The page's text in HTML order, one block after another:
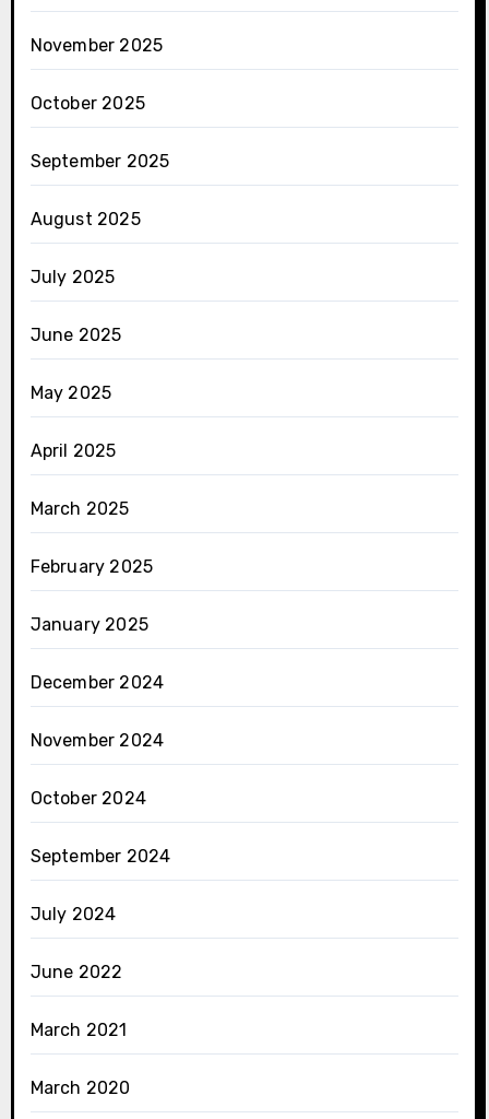
November 2025
October 2025
September 2025
August 2025
July 2025
June 2025
May 2025
April 2025
March 2025
February 2025
January 2025
December 2024
November 2024
October 2024
September 2024
July 2024
June 2022
March 2021
March 2020